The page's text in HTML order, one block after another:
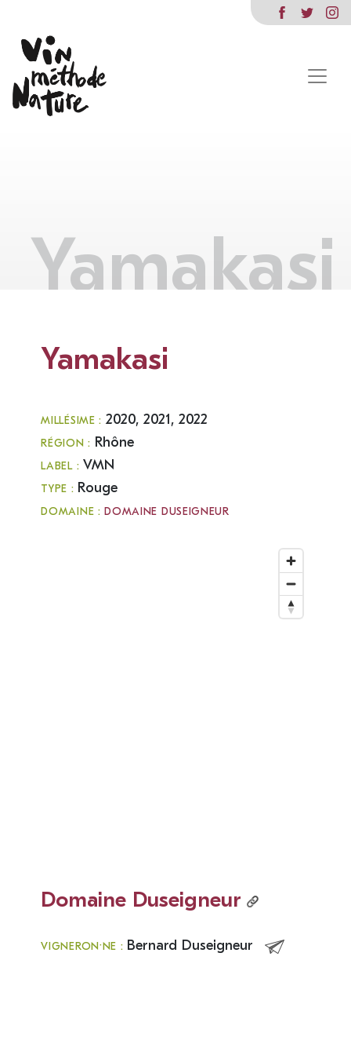
Yamakasi
Yamakasi
MILLÉSIME : 2020, 2021, 2022
RÉGION : Rhône
LABEL : VMN
TYPE : Rouge
DOMAINE :DOMAINE DUSEIGNEUR
Domaine Duseigneur
VIGNERON·NE : Bernard Duseigneur